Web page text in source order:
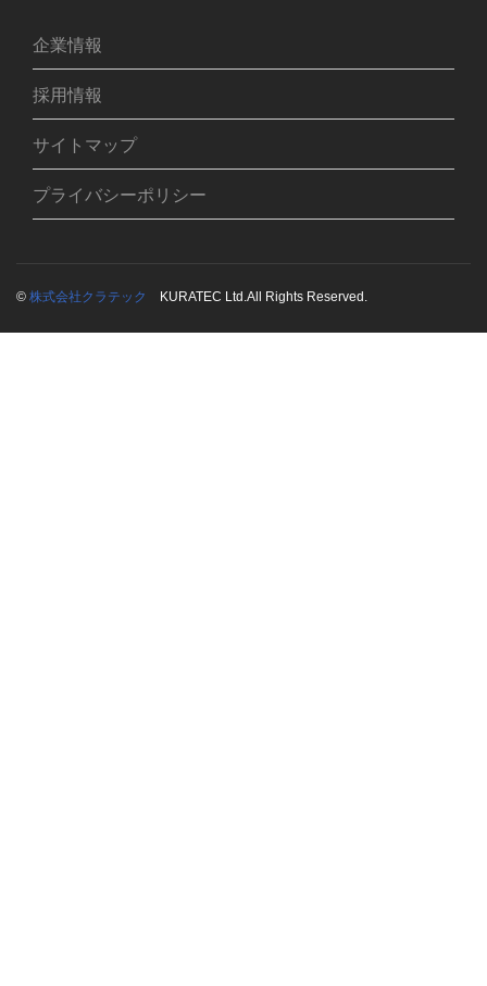
企業情報
採用情報
サイトマップ
プライバシーポリシー
© 株式会社クラテック KURATEC Ltd.All Rights Reserved.